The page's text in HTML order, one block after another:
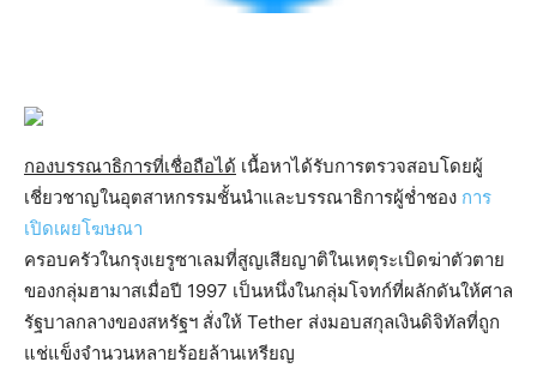
กองบรรณาธิการที่เชื่อถือได้ เนื้อหาได้รับการตรวจสอบโดยผู้
เชี่ยวชาญในอุตสาหกรรมชั้นนำและบรรณาธิการผู้ช่ำชอง การ
เปิดเผยโฆษณา
ครอบครัวในกรุงเยรูซาเลมที่สูญเสียญาติในเหตุระเบิดฆ่าตัวตาย
ของกลุ่มฮามาสเมื่อปี 1997 เป็นหนึ่งในกลุ่มโจทก์ที่ผลักดันให้ศาล
รัฐบาลกลางของสหรัฐฯ สั่งให้ Tether ส่งมอบสกุลเงินดิจิทัลที่ถูก
แช่แข็งจำนวนหลายร้อยล้านเหรียญ